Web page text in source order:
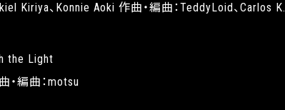
Kiriya、Konnie Aoki 作曲・編曲：TeddyLoid、Carlos K.
the Light
・編曲：motsu